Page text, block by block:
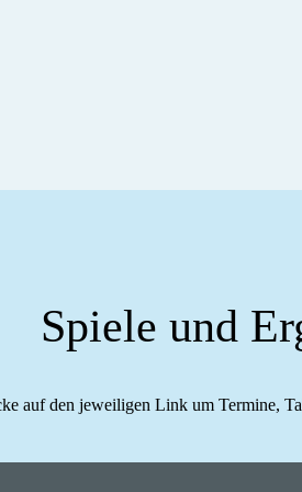
Spiele und
auf den jeweiligen Link um Termine,